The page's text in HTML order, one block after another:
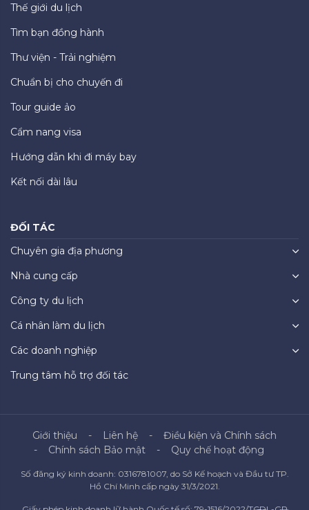
Thế giới du lịch
Tìm bạn đồng hành
Thư viện - Trải nghiệm
Chuẩn bị cho chuyến đi
Tour guide ảo
Cẩm nang visa
Hướng dẫn khi đi máy bay
Kết nối dài lâu
ĐỐI TÁC
Chuyên gia địa phương
Nhà cung cấp
Công ty du lịch
Cá nhân làm du lịch
Các doanh nghiệp
Trung tâm hỗ trợ đối tác
Giới thiệu Liên hệ
Điều kiện và Chính sách
Chính sách Bảo mật
Quy chế hoạt động
Số đăng ký kinh doanh: 0316781007, do Sở Kế hoạch và Đầu tư TP.
Hồ Chí Minh cấp ngày 31/3/2021.